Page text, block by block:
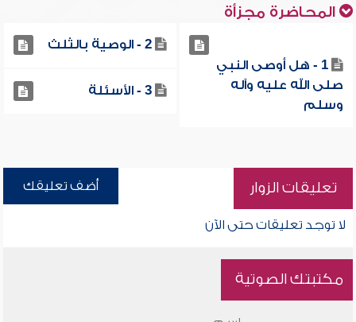
المحاضرة مجزأة
1 - هل أوصى النبي
صلى الله عليه وآله
وسلم
2 - الوصية بالثلث
3 - الأسئلة
تعليقات الزوار أضف تعليقك
لا توجد تعليقات حتى الآن
مكتبتك الصوتية